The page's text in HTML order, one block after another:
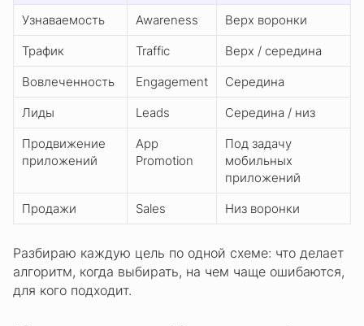
Узнаваемость Awareness
Верх воронки
Трафик
Traffic
Верх / середина
Вовлеченность
Engagement
Середина
Лиды
Leads
Середина / низ
Продвижение
приложений
App
Promotion
Под задачу
мобильных
приложений
Продажи
Sales Низ воронки
Разбираю каждую цель по одной схеме: что делает
алгоритм, когда выбирать, на чем чаще ошибаются,
для кого подходит.